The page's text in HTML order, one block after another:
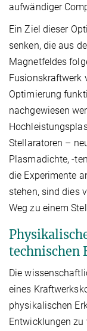
aufwändiger
Ein Ziel dieser
senken, die aus
Magnetfeldes
Fusionskraftwerk
Optimierung
nachgewiesen
Stellaratoren –
Plasmadichte, -
die Experimente
stehen, sind dies
Weg zu einem
technischen
Die
eines
physikalischen
Entwicklungen zu